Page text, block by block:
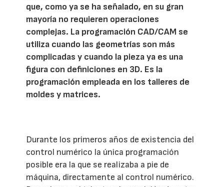
que, como ya se ha señalado, en su gran
mayoría no requieren operaciones
complejas. La programación CAD/CAM se
utiliza cuando las geometrías son más
complicadas y cuando la pieza ya es una
figura con definiciones en 3D. Es la
programación empleada en los talleres de
moldes y matrices.
Durante los primeros años de existencia del
control numérico la única programación
posible era la que se realizaba a pie de
máquina, directamente al control numérico.